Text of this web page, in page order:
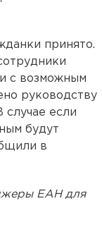
принято.
с возможным
руководству
если
будут
в
ЕАН для